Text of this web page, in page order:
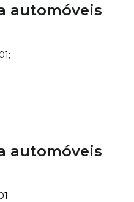
automóveis
automóveis